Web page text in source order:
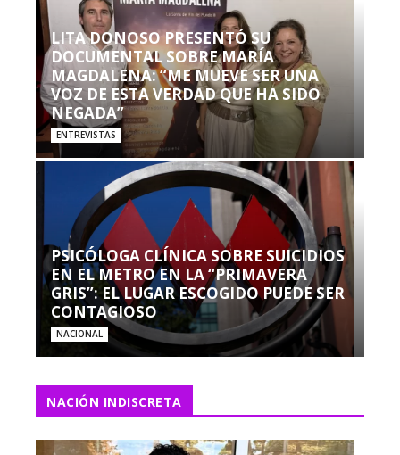
LITA DONOSO PRESENTÓ SU
DOCUMENTAL SOBRE MARÍA
MAGDALENA: “ME MUEVE SER UNA
VOZ DE ESTA VERDAD QUE HA SIDO
NEGADA”
ENTREVISTAS
PSICÓLOGA CLÍNICA SOBRE SUICIDIOS
EN EL METRO EN LA “PRIMAVERA
GRIS”: EL LUGAR ESCOGIDO PUEDE SER
CONTAGIOSO
NACIONAL
NACIÓN INDISCRETA